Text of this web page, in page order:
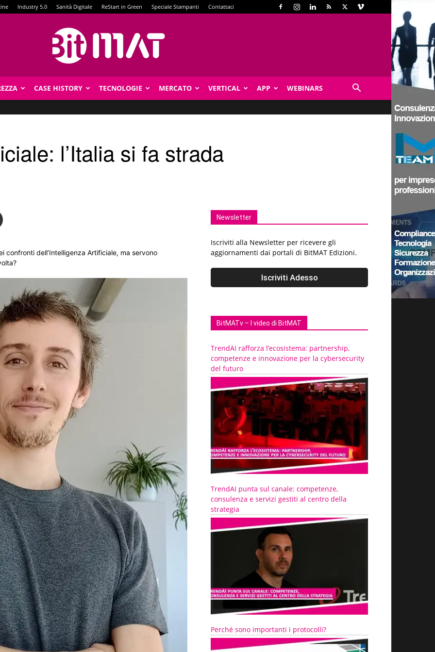
Industry 5.0 Sanità Digitale ReStart in Green Speciale Stampanti Contattaci
CASE HISTORY TECNOLOGIE MERCATO VERTICAL APP WEBINARS
l’Italia si fa strada
confronti dell’Intelligenza Artificiale, ma servono
Newsletter
Iscriviti alla Newsletter per ricevere gli
aggiornamenti dai portali di BitMAT Edizioni.
BitMATv – I video di BitMAT
TrendAI rafforza l’ecosistema: partnership,
competenze e innovazione per la cybersecurity
del futuro
TrendAI punta sul canale: competenze,
consulenza e servizi gestiti al centro della
strategia
Perché sono importanti i protocolli?